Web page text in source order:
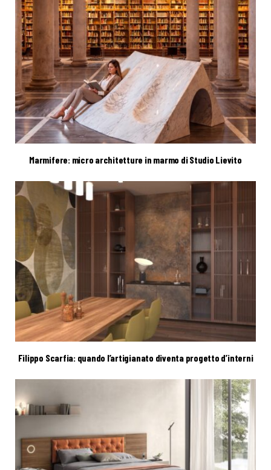
Marmifere: micro architetture in marmo di Studio Lievito
Filippo Scarfia: quando l’artigianato diventa progetto d’interni